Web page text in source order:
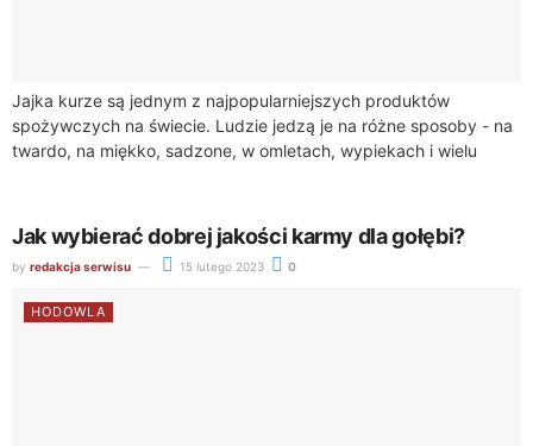
Jajka kurze są jednym z najpopularniejszych produktów
spożywczych na świecie. Ludzie jedzą je na różne sposoby - na
twardo, na miękko, sadzone, w omletach, wypiekach i wielu
Jak wybierać dobrej jakości karmy dla gołębi?
by redakcja serwisu 15 lutego 2023 0
HODOWLA